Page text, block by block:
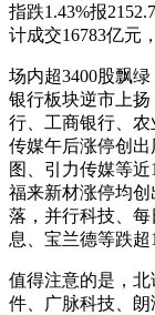
指跌1.43%报
计成交16783亿元
场内超3400股飘
银行板块逆市上
行、工商银行、
传媒午后涨停创
图、引力传媒等近
福来新材涨停均创
落，并行科技、
息、宝兰德等跌超
值得注意的是，
件、广脉科技、